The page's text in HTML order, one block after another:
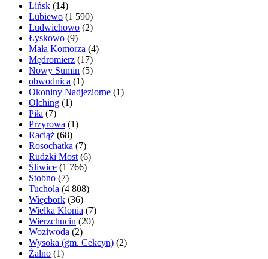
Lińsk (14)
Lubiewo (1 590)
Ludwichowo (2)
Łyskowo (9)
Mała Komorza (4)
Mędromierz (17)
Nowy Sumin (5)
obwodnica (1)
Okoniny Nadjeziorne (1)
Olching (1)
Piła (7)
Przyrowa (1)
Raciąż (68)
Rosochatka (7)
Rudzki Most (6)
Śliwice (1 766)
Stobno (7)
Tuchola (4 808)
Więcbork (36)
Wielka Klonia (7)
Wierzchucin (20)
Woziwoda (2)
Wysoka (gm. Cekcyn) (2)
Żalno (1)